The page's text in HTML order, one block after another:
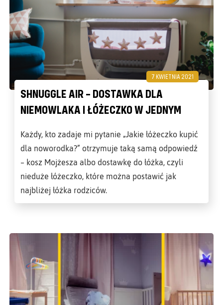
7 KWIETNIA 2021
SHNUGGLE AIR – DOSTAWKA DLA
NIEMOWLAKA I ŁÓŻECZKO W JEDNYM
Każdy, kto zadaje mi pytanie „Jakie łóżeczko kupić
dla noworodka?” otrzymuje taką samą odpowiedź
– kosz Mojżesza albo dostawkę do łóżka, czyli
nieduże łóżeczko, które można postawić jak
najbliżej łóżka rodziców.